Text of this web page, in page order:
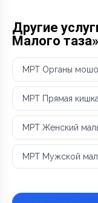
Другие
Малого таза»
МРТ Органы
МРТ Прямая
МРТ Женский
МРТ Мужской